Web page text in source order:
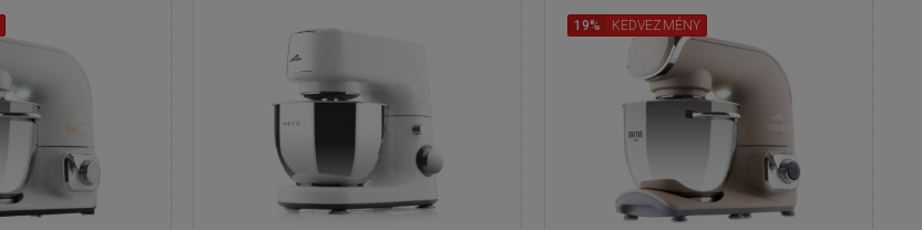
19% KEDVEZMÉNY